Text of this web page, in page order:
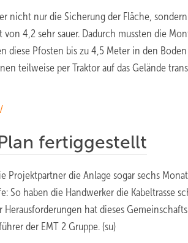
nicht nur die Sicherung der Fläche,
4,2 sehr sauer. Dadurch mussten die
diese Pfosten bis zu 4,5 Meter in den
teilweise per Traktor auf das Gelände
fertiggestellt
Projektpartner die Anlage sogar sechs
So haben die Handwerker die Kabeltrasse
hat dieses
der EMT 2 Gruppe. (su)